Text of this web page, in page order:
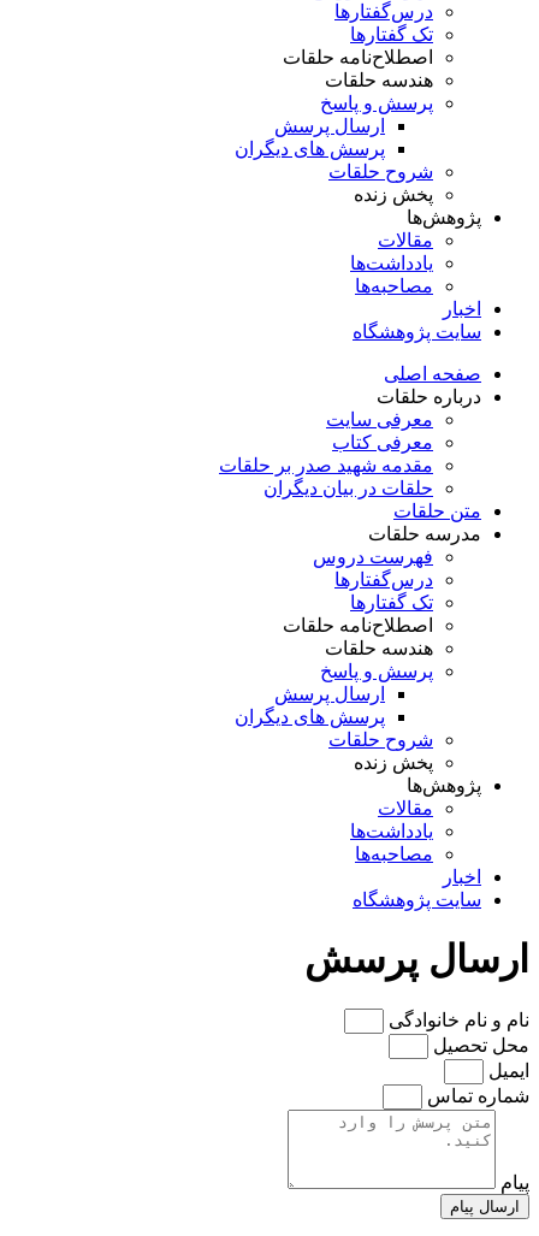
درس‌گفتار‌ها
تک گفتارها
اصطلاح‌نامه حلقات
هندسه حلقات
پرسش و پاسخ
ارسال پرسش
پرسش های دیگران
شروح حلقات
پخش زنده
پژوهش‌ها
مقالات
یادداشت‌ها
مصاحبه‌ها
اخبار
سایت پژوهشگاه
صفحه اصلی
درباره حلقات
معرفی سایت
معرفی کتاب
مقدمه شهید صدر بر حلقات
حلقات در بیان دیگران
متن حلقات
مدرسه حلقات
فهرست دروس
درس‌گفتار‌ها
تک گفتارها
اصطلاح‌نامه حلقات
هندسه حلقات
پرسش و پاسخ
ارسال پرسش
پرسش های دیگران
شروح حلقات
پخش زنده
پژوهش‌ها
مقالات
یادداشت‌ها
مصاحبه‌ها
اخبار
سایت پژوهشگاه
ارسال پرسش
نام و نام خانوادگی
محل تحصیل
ایمیل
شماره تماس
پیام
ارسال پیام